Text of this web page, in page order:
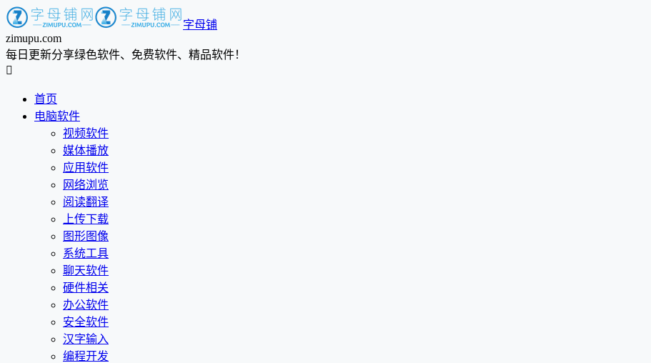
字母铺
zimupu.com
每日更新分享绿色软件、免费软件、精品软件！

首页
电脑软件
视频软件
媒体播放
应用软件
网络浏览
阅读翻译
上传下载
图形图像
系统工具
聊天软件
硬件相关
办公软件
安全软件
汉字输入
编程开发